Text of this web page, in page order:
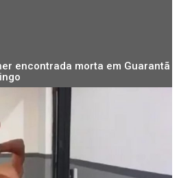
encontrada morta em Guarantã